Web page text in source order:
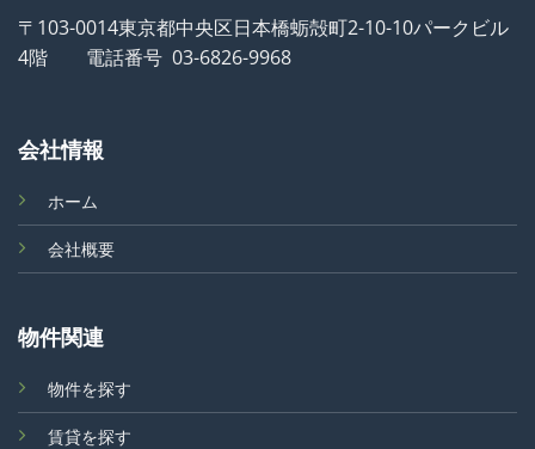
〒103-0014東京都中央区日本橋蛎殻町2-10-10パークビル
4階 電話番号 03-6826-9968
会社情報
ホーム
会社概要
物件関連
物件を探す
賃貸を探す